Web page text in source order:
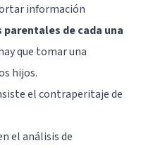
información
de cada una
que tomar una
hijos.
el contraperitaje de
el análisis de